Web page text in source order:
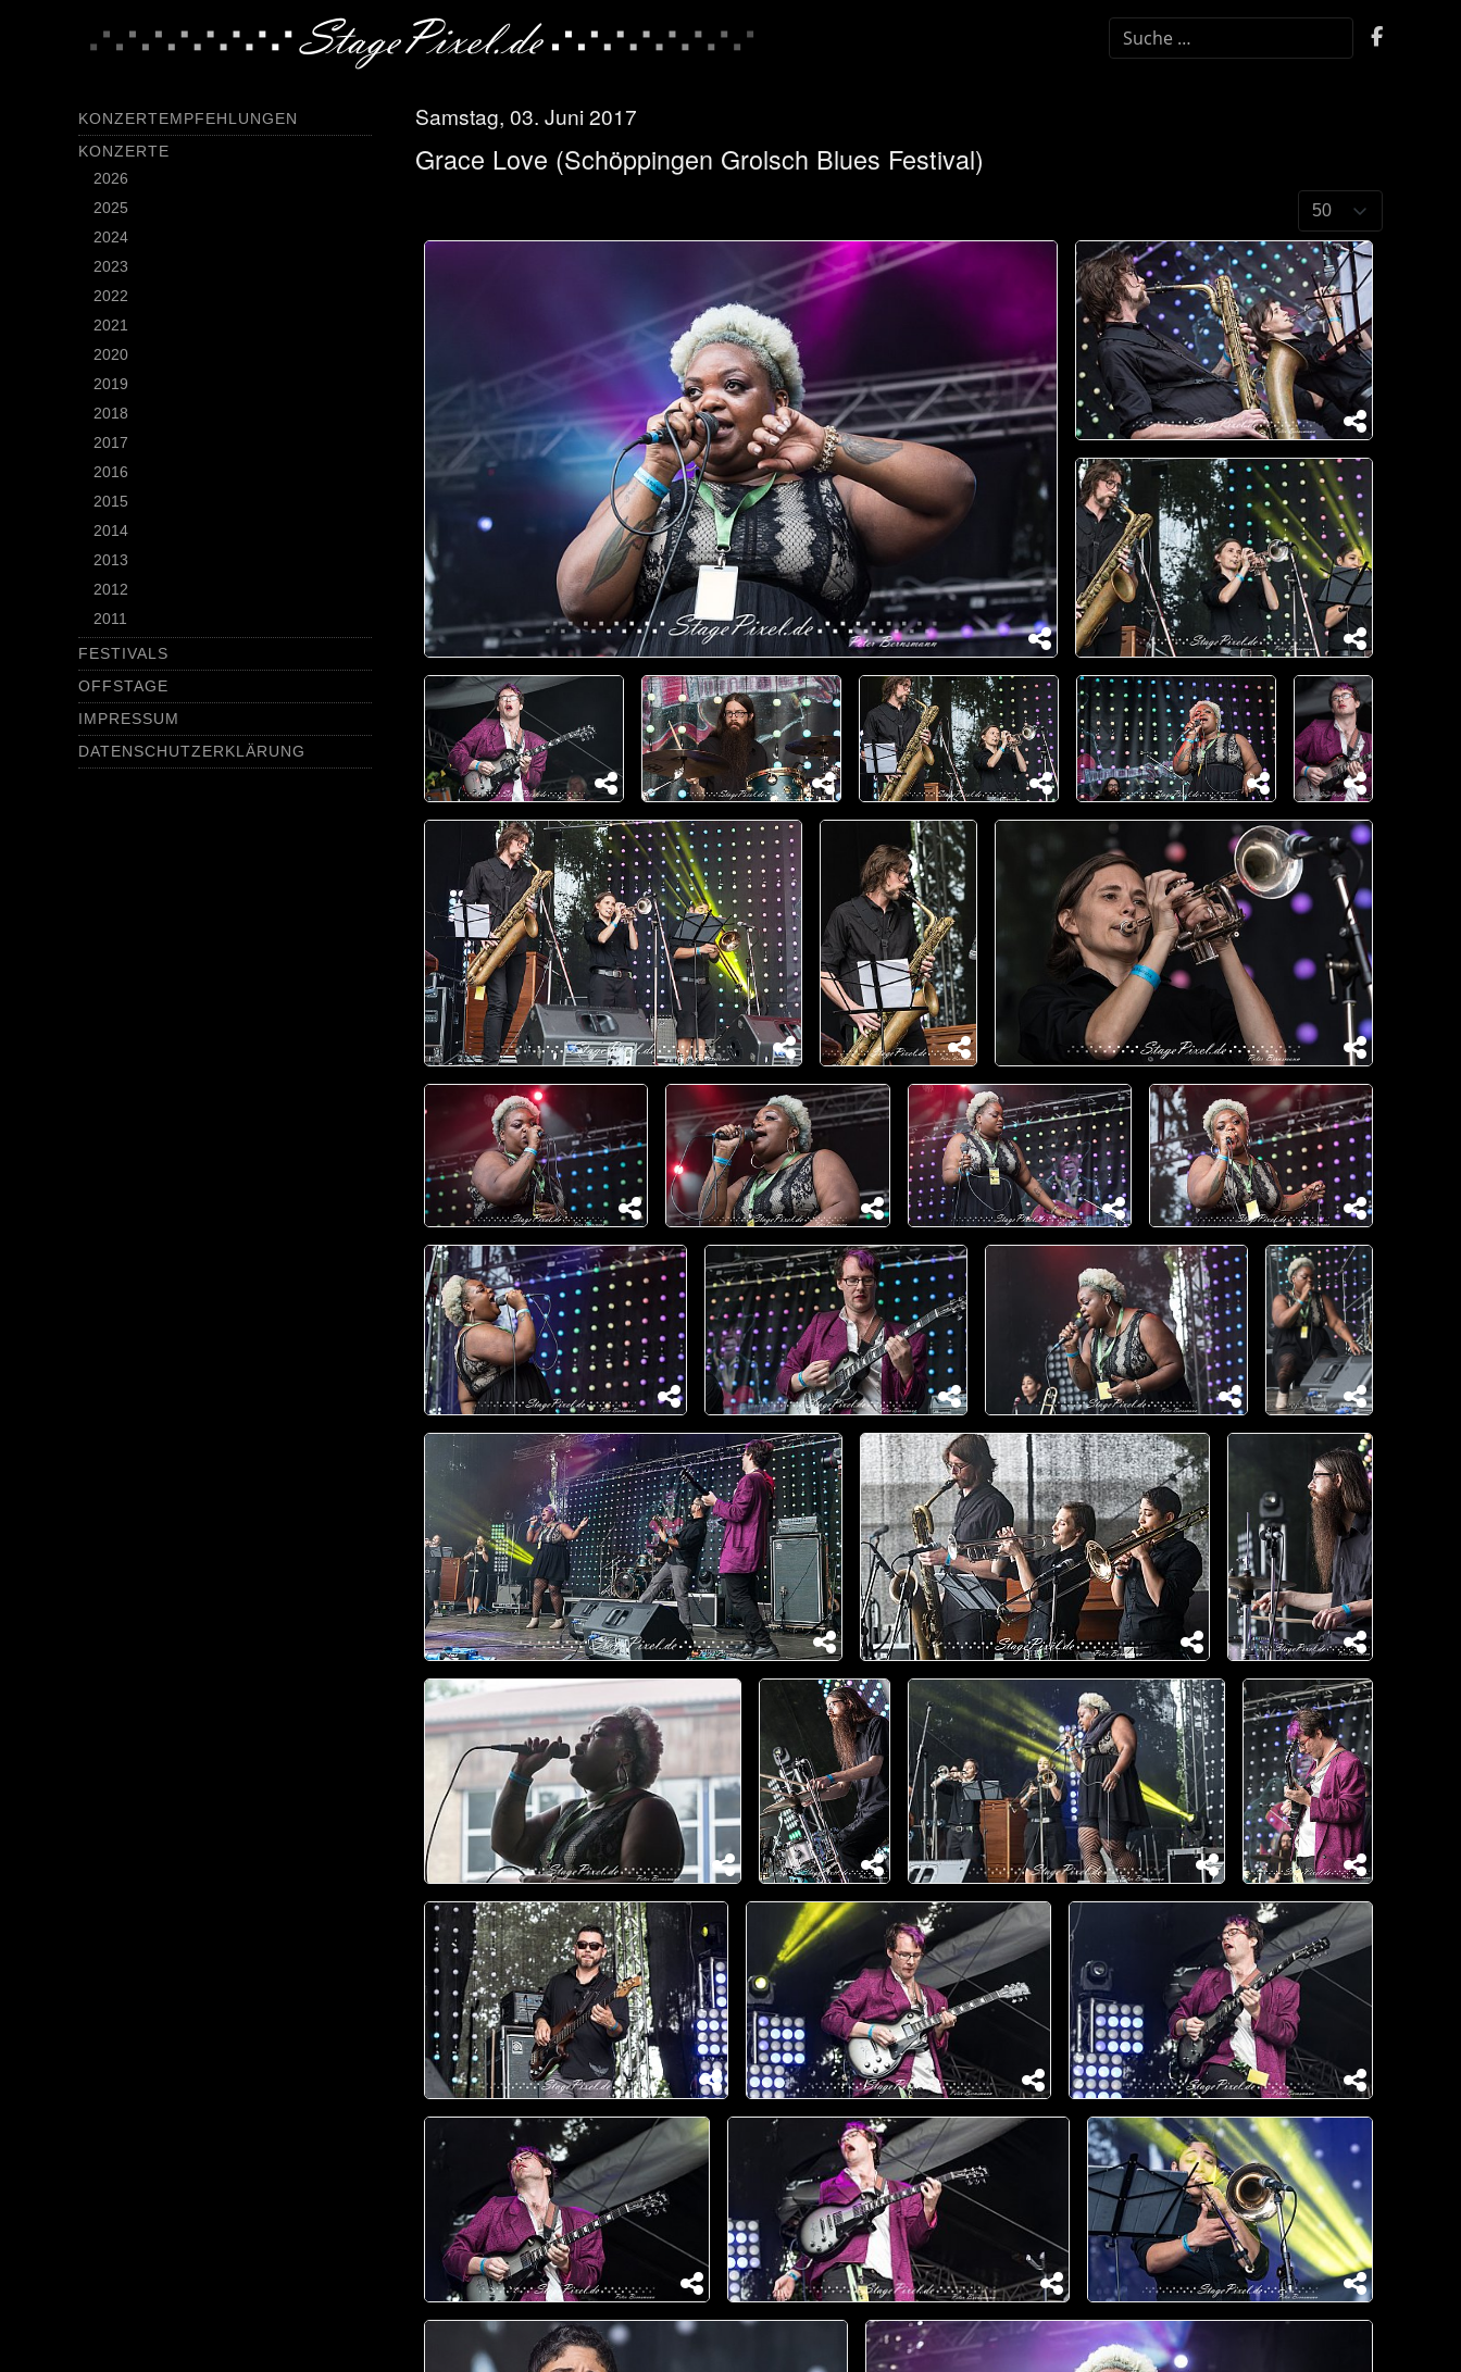
SUCHEN
KONZERTEMPFEHLUNGEN
KONZERTE
2026
2025
2024
2023
2022
2021
2020
2019
2018
2017
2016
2015
2014
2013
2012
2011
FESTIVALS
OFFSTAGE
IMPRESSUM
DATENSCHUTZERKLÄRUNG
Samstag, 03. Juni 2017
Grace Love (Schöppingen Grolsch Blues Festival)